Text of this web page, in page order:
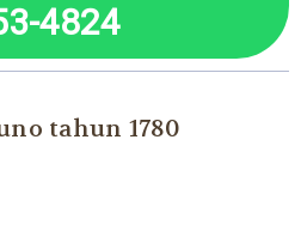
4824
tahun 1780